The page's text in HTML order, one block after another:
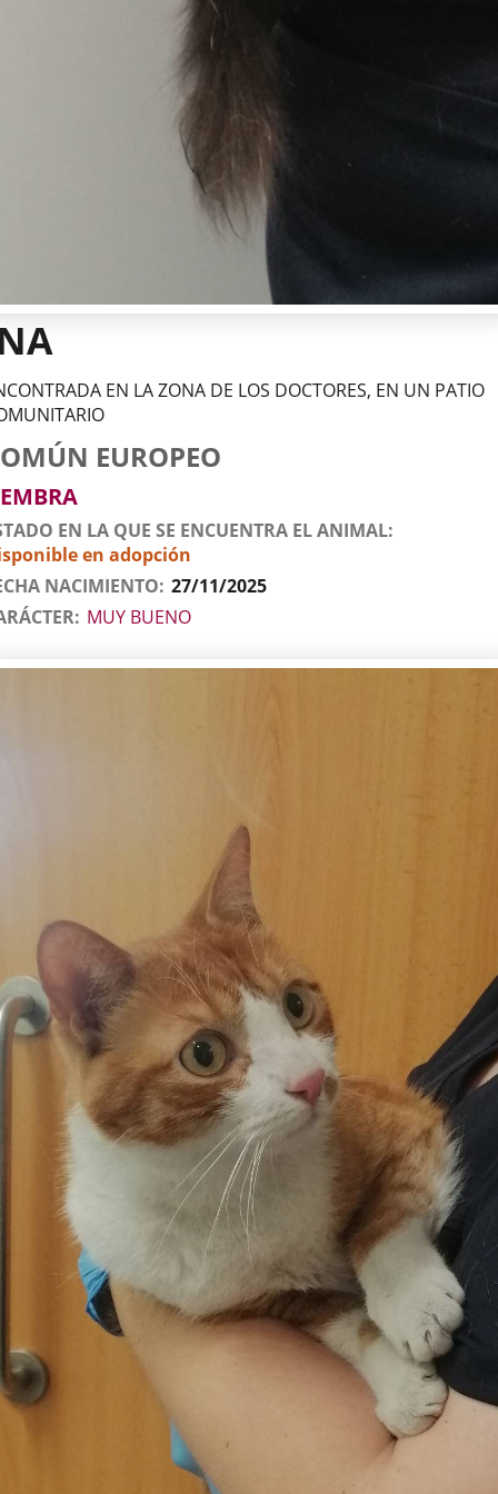
EN LA ZONA DE LOS DOCTORES, EN UN PATIO
EUROPEO
EN LA QUE SE ENCUENTRA EL ANIMAL
en adopción
NACIMIENTO 27/11/2025
MUY BUENO